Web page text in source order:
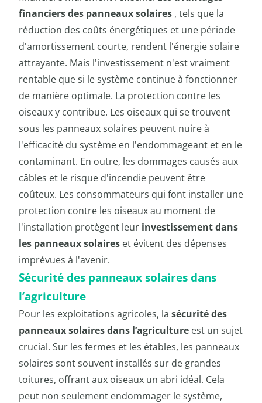
financiers des panneaux solaires , tels que la
réduction des coûts énergétiques et une période
d'amortissement courte, rendent l'énergie solaire
attrayante. Mais l'investissement n'est vraiment
rentable que si le système continue à fonctionner
de manière optimale. La protection contre les
oiseaux y contribue. Les oiseaux qui se trouvent
sous les panneaux solaires peuvent nuire à
l'efficacité du système en l'endommageant et en le
contaminant. En outre, les dommages causés aux
câbles et le risque d'incendie peuvent être
coûteux. Les consommateurs qui font installer une
protection contre les oiseaux au moment de
l'installation protègent leur investissement dans
les panneaux solaires et évitent des dépenses
imprévues à l'avenir.
Sécurité des panneaux solaires dans
l’agriculture
Pour les exploitations agricoles, la sécurité des
panneaux solaires dans l’agriculture est un sujet
crucial. Sur les fermes et les étables, les panneaux
solaires sont souvent installés sur de grandes
toitures, offrant aux oiseaux un abri idéal. Cela
peut non seulement endommager le système,